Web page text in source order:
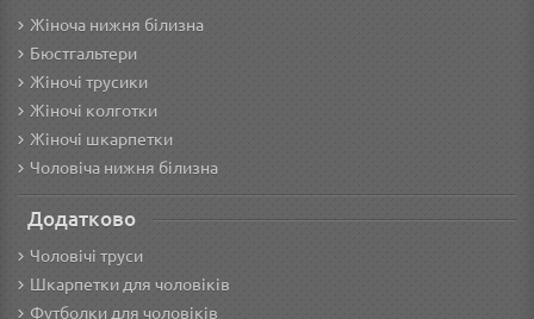
Жіноча нижня білизна
Бюстгальтери
Жіночі трусики
Жіночі колготки
Жіночі шкарпетки
Чоловіча нижня білизна
Додатково
Чоловічі труси
Шкарпетки для чоловіків
Футболки для чоловіків